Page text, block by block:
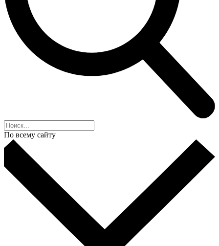
По всему сайту